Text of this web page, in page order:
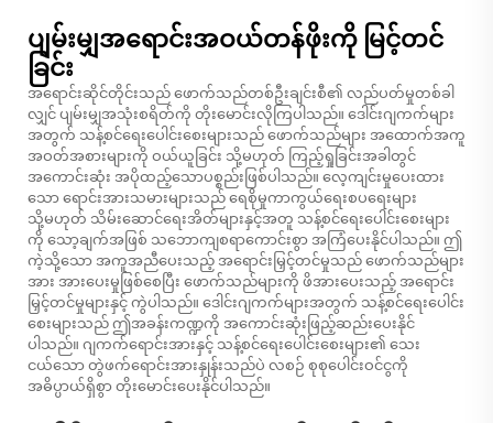
ပျမ်းမျှအရောင်းအဝယ်တန်ဖိုးကို မြင့်တင်
ခြင်း
အရောင်းဆိုင်တိုင်းသည် ဖောက်သည်တစ်ဦးချင်းစီ၏ လည်ပတ်မှုတစ်ခါ
လျှင် ပျမ်းမျှအသုံးစရိတ်ကို တိုးမောင်းလိုကြပါသည်။ ဒေါင်းဂျကက်များ
အတွက် သန့်စင်ရေးပေါင်းစေးများသည် ဖောက်သည်များ အထောက်အကူ
အဝတ်အစားများကို ဝယ်ယူခြင်း သို့မဟုတ် ကြည့်ရှုခြင်းအခါတွင်
အကောင်းဆုံး အပိုထည့်သောပစ္စည်းဖြစ်ပါသည်။ လေ့ကျင်းမှုပေးထား
သော ရောင်းအားသမားများသည် ရေစိုမှုကာကွယ်ရေးစပရေးများ
သို့မဟုတ် သိမ်းဆောင်ရေးအိတ်များနှင့်အတူ သန့်စင်ရေးပေါင်းစေးများ
ကို သော့ချက်အဖြစ် သဘောကျစရာကောင်းစွာ အကြံပေးနိုင်ပါသည်။ ဤ
ကဲ့သို့သော အကူအညီပေးသည့် အရောင်းမြှင့်တင်မှုသည် ဖောက်သည်များ
အား အားပေးမှုဖြစ်စေပြီး ဖောက်သည်များကို ဖိအားပေးသည့် အရောင်း
မြှင့်တင်မှုများနှင့် ကွဲပါသည်။ ဒေါင်းဂျကက်များအတွက် သန့်စင်ရေးပေါင်း
စေးများသည် ဤအခန်းကဏ္ဍကို အကောင်းဆုံးဖြည့်ဆည်းပေးနိုင်
ပါသည်။ ဂျကက်ရောင်းအားနှင့် သန့်စင်ရေးပေါင်းစေးများ၏ သေး
ငယ်သော တွဲဖက်ရောင်းအားနှုန်းသည်ပဲ လစဉ် စုစုပေါင်းဝင်ငွကို
အဓိပ္ပာယ်ရှိစွာ တိုးမောင်းပေးနိုင်ပါသည်။